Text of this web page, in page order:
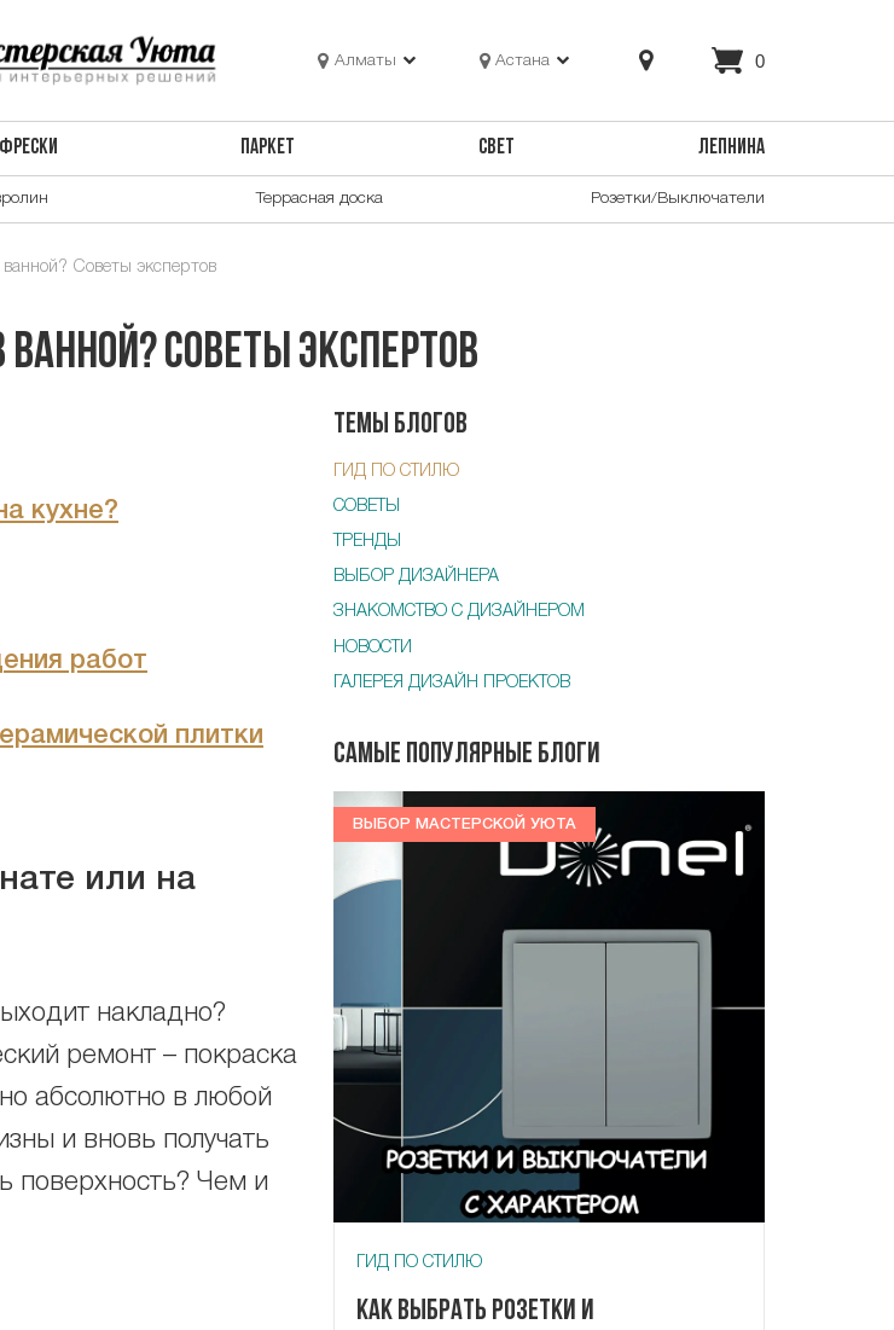
Алматы Астана 0
ПАРКЕТ СВЕТ ЛЕПНИНА
Террасная доска Розетки/Выключатели
Советы экспертов
Советы экспертов
кухне?
работ
плитки
или на
накладно?
ремонт – покраска
абсолютно в любой
и вновь получать
поверхность? Чем и
Темы блогов
ГИД ПО СТИЛЮ
СОВЕТЫ
ТРЕНДЫ
ВЫБОР ДИЗАЙНЕРА
ЗНАКОМСТВО С ДИЗАЙНЕРОМ
НОВОСТИ
ГАЛЕРЕЯ ДИЗАЙН ПРОЕКТОВ
Самые популярные блоги
ВЫБОР МАСТЕРСКОЙ УЮТА
ГИД ПО СТИЛЮ
Как выбрать розетки и